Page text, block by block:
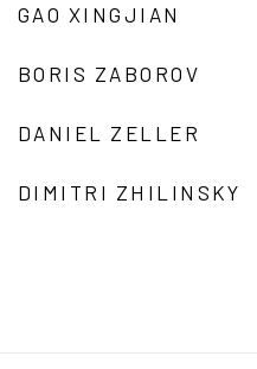
GAO XINGJIAN
BORIS ZABOROV
DANIEL ZELLER
DIMITRI ZHILINSKY